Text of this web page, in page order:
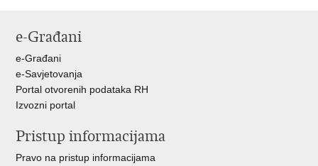
FacebookuTwitteru
e-Građani
e-Građani
e-Savjetovanja
Portal otvorenih podataka RH
Izvozni portal
Pristup informacijama
Pravo na pristup informacijama